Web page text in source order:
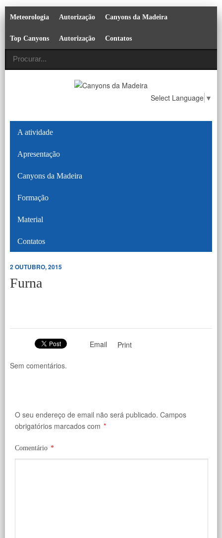
Meteorologia Autorização Canyons da Madeira
Top Canyons Autorização Contatos
Select Language ▼
A atividade
Apresentação
Canyons da Madeira
Formação
Material
Contatos
2 OUTUBRO, 2015
Furna
Email Print
Sem comentários.
O seu endereço de email não será publicado. Campos
obrigatórios marcados com *
Comentário *